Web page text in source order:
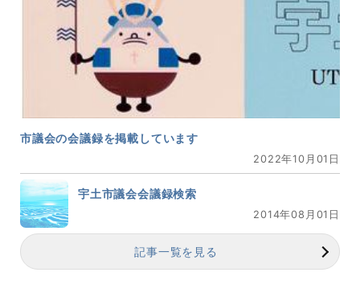
市議会の会議録を掲載しています
2022年10月01日
宇土市議会会議録検索
2014年08月01日
記事一覧を見る